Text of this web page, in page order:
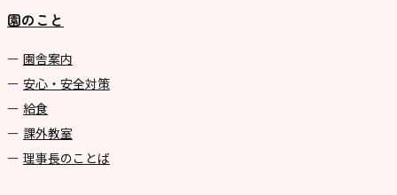
園のこと
園舎案内
安心・安全対策
給食
課外教室
理事長のことば
学校法⼈諏訪森学園 諏訪森幼稚
園
⼤阪府私⽴幼稚園連盟
社会福祉法人野田福祉会